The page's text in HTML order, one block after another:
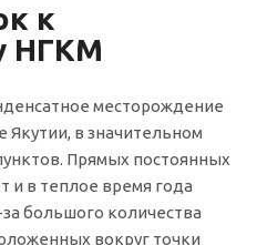
к
НГКМ
месторождение
Якутии, в значительном
Прямых постоянных
и в теплое время года
большого количества
вокруг точки